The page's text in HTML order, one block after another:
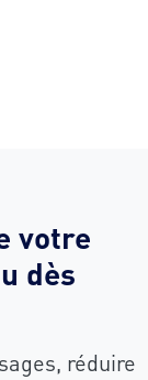
votre
dès
réduire